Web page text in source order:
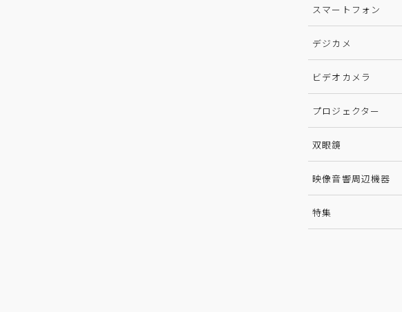
スマートフォン
デジカメ
ビデオカメラ
プロジェクター
双眼鏡
映像音響周辺機器
特集